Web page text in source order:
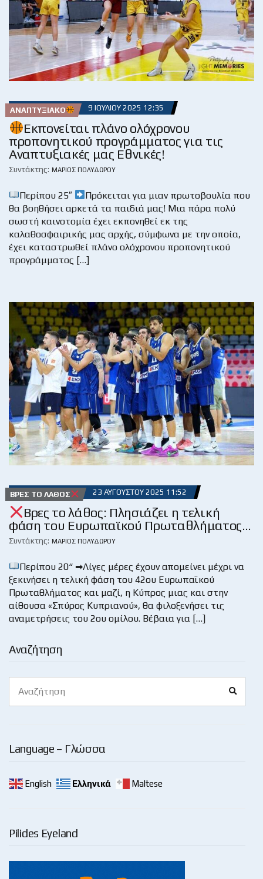
Αναζήτηση
for:
Language – Γλώσσα
English Ελληνικά Maltese
Pilides Eyeland
ΑΝΑΠΤΥΞΙΑΚΌ 9 ΙΟΥΛΊΟΥ 2025 12:35
Εκπονείται πλάνο ολόχρονου
προπονητικού προγράμματος για τις
Αναπτυξιακές μας Εθνικές!
Συντάκτης: ΜΆΡΙΟΣ ΠΟΛΥΔΏΡΟΥ
Περίπου 25″
Πρόκειται για μιαν πρωτοβουλία που
θα βοηθήσει αρκετά τα παιδιά μας! Μια πάρα πολύ
σωστή καινοτομία έχει εκπονηθεί εκ της
καλαθοσφαιρικής μας αρχής, σύμφωνα με την οποία,
έχει καταστρωθεί πλάνο ολόχρονου προπονητικού
προγράμματος […]
ΒΡΕΣ ΤΟ ΛΆΘΟΣ 23 ΑΥΓΟΎΣΤΟΥ 2025 11:52
Βρες το λάθος: Πλησιάζει η τελική
φάση του Ευρωπαϊκού Πρωταθλήματος…
Συντάκτης: ΜΆΡΙΟΣ ΠΟΛΥΔΏΡΟΥ
Περίπου 20“ ➡Λίγες μέρες έχουν απομείνει μέχρι να
ξεκινήσει η τελική φάση του 42ου Ευρωπαϊκού
Πρωταθλήματος και μαζί, η Κύπρος μιας και στην
αίθουσα «Σπύρος Κυπριανού», θα φιλοξενήσει τις
αναμετρήσεις του 2ου ομίλου. Βέβαια για […]